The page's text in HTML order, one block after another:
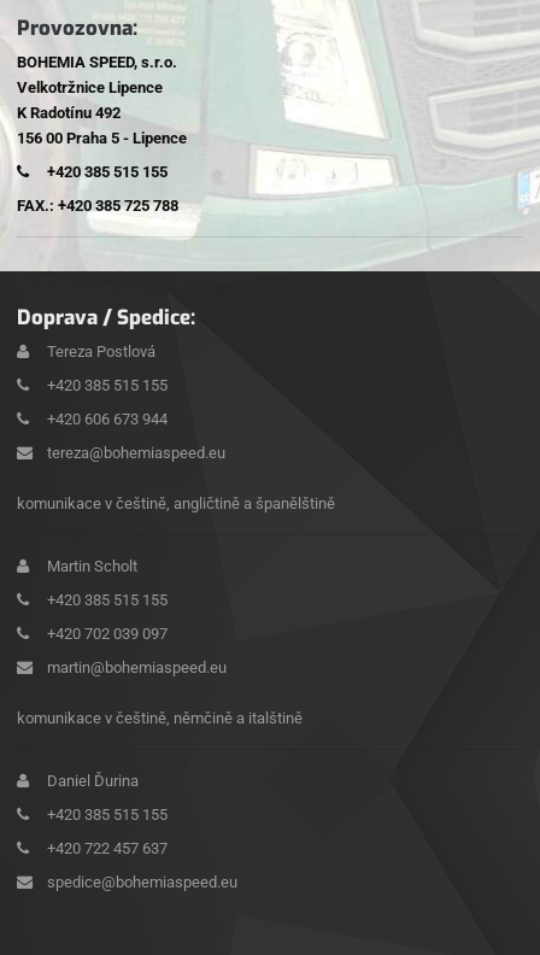
Doprava / Spedice:
Tereza Postlová
+420 385 515 155
+420 606 673 944
tereza@bohemiaspeed.eu
komunikace v češtině, angličtině a španělštině
Martin Scholt
+420 385 515 155
+420 702 039 097
martin@bohemiaspeed.eu
komunikace v češtině, němčině a italštině
Daniel Ďurina
+420 385 515 155
+420 722 457 637
spedice@bohemiaspeed.eu
Provozovna:
BOHEMIA SPEED, s.r.o.
Velkotržnice Lipence
K Radotínu 492
156 00 Praha 5 - Lipence
+420 385 515 155
FAX.: +420 385 725 788